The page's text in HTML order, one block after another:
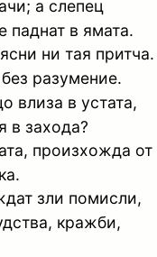
а слепец
паднат в ямата.
ни тая притча.
разумение.
влиза в устата,
в захода?
произхожда от
зли помисли,
кражби,